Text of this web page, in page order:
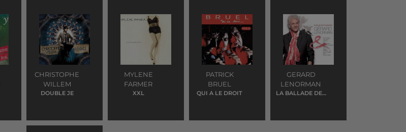
CHRISTOPHE
WILLEM
DOUBLE JE
MYLENE
FARMER
XXL
PATRICK
BRUEL
QUI A LE DROIT
GERARD
LENORMAN
LA BALLADE DES